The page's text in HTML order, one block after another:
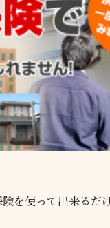
を使って出来る